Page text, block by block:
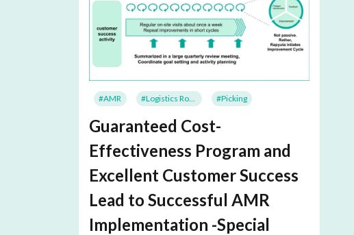
#AMR #Logistics Robots #Picking
Guaranteed Cost-
Effectiveness Program and
Excellent Customer Success
Lead to Successful AMR
Implementation -Special